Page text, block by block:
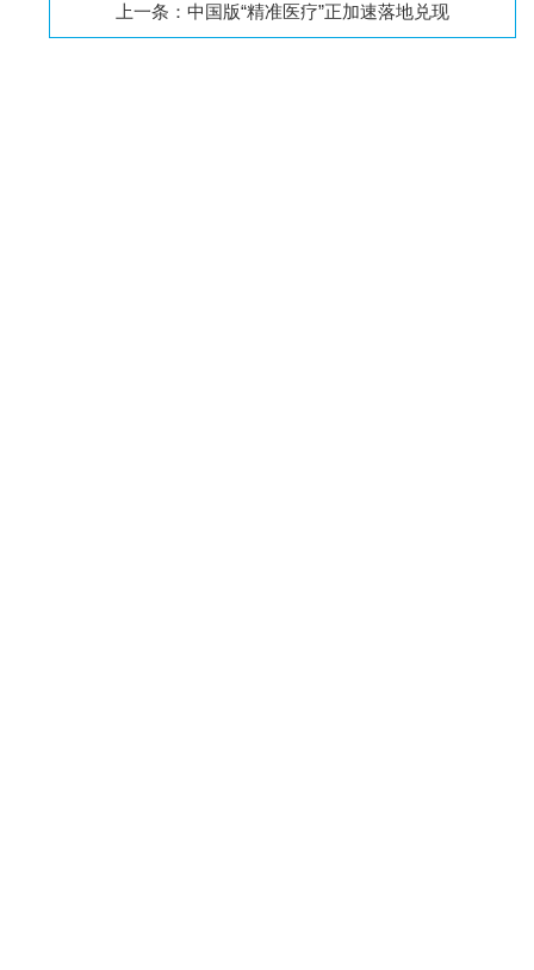
上一条： 中国版“精准医疗”正加速落地兑现